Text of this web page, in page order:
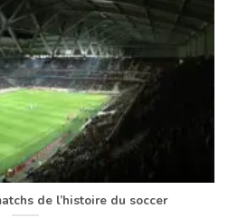
de l’histoire du soccer